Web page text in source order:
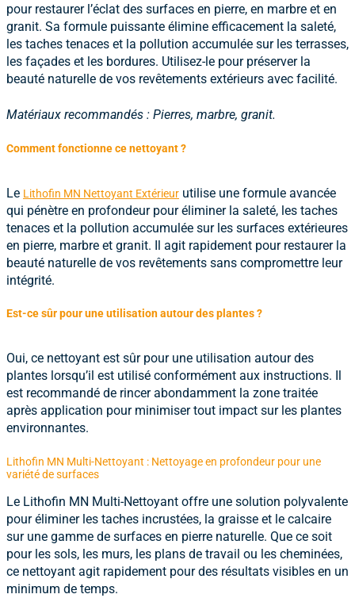
pour restaurer l’éclat des surfaces en pierre, en marbre et en
granit. Sa formule puissante élimine efficacement la saleté,
les taches tenaces et la pollution accumulée sur les terrasses,
les façades et les bordures. Utilisez-le pour préserver la
beauté naturelle de vos revêtements extérieurs avec facilité.
Matériaux recommandés : Pierres, marbre, granit.
Comment fonctionne ce nettoyant ?
Le Lithofin MN Nettoyant Extérieur utilise une formule avancée
qui pénètre en profondeur pour éliminer la saleté, les taches
tenaces et la pollution accumulée sur les surfaces extérieures
en pierre, marbre et granit. Il agit rapidement pour restaurer la
beauté naturelle de vos revêtements sans compromettre leur
intégrité.
Est-ce sûr pour une utilisation autour des plantes ?
Oui, ce nettoyant est sûr pour une utilisation autour des
plantes lorsqu’il est utilisé conformément aux instructions. Il
est recommandé de rincer abondamment la zone traitée
après application pour minimiser tout impact sur les plantes
environnantes.
Lithofin MN Multi-Nettoyant : Nettoyage en profondeur pour une
variété de surfaces
Le Lithofin MN Multi-Nettoyant offre une solution polyvalente
pour éliminer les taches incrustées, la graisse et le calcaire
sur une gamme de surfaces en pierre naturelle. Que ce soit
pour les sols, les murs, les plans de travail ou les cheminées,
ce nettoyant agit rapidement pour des résultats visibles en un
minimum de temps.